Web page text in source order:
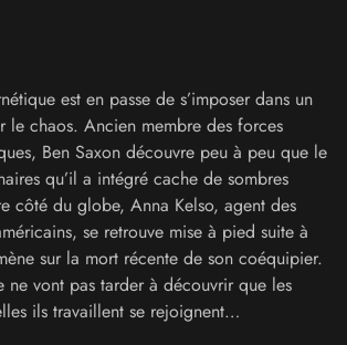
est en passe de s’imposer dans un
le chaos. Ancien membre des forces
Ben Saxon découvre peu à peu que le
qu’il a intégré cache de sombres
côté du globe, Anna Kelso, agent des
se retrouve mise à pied suite à
sur la mort récente de son coéquipier.
ne vont pas tarder à découvrir que les
ils travaillent se rejoignent…